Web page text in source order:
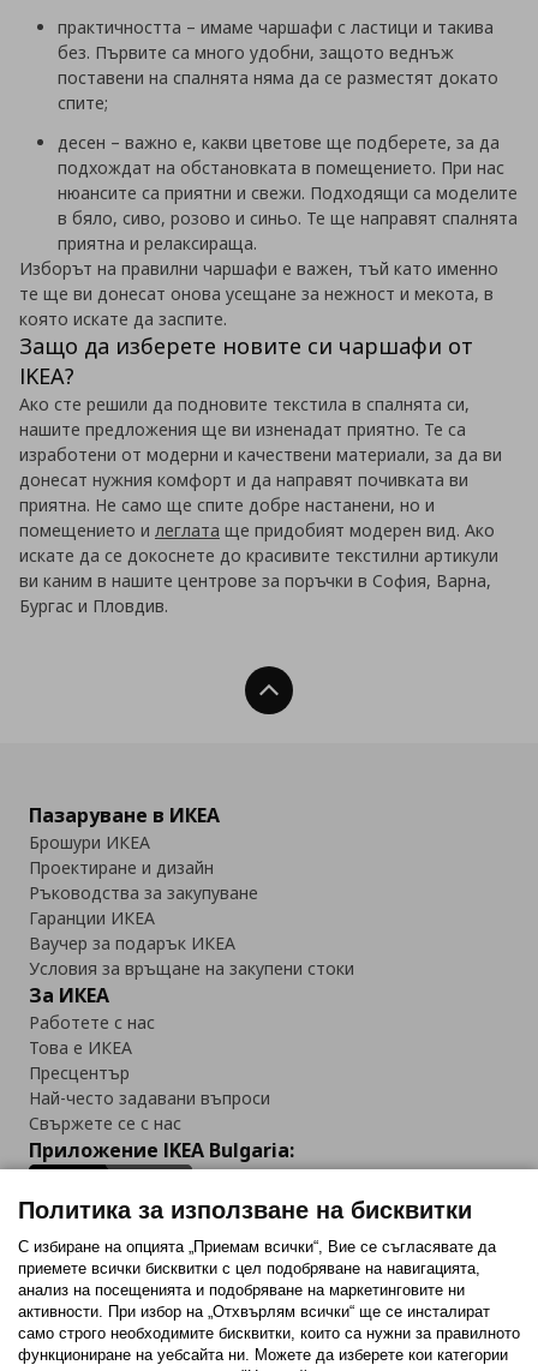
практичността – имаме чаршафи с ластици и такива
без. Първите са много удобни, защото веднъж
поставени на спалнята няма да се разместят докато
спите;
десен – важно е, какви цветове ще подберете, за да
подхождат на обстановката в помещението. При нас
нюансите са приятни и свежи. Подходящи са моделите
в бяло, сиво, розово и синьо. Те ще направят спалнята
приятна и релаксираща.
Изборът на правилни чаршафи е важен, тъй като именно
те ще ви донесат онова усещане за нежност и мекота, в
която искате да заспите.
Защо да изберете новите си чаршафи от
IKEA?
Ако сте решили да подновите текстила в спалнята си,
нашите предложения ще ви изненадат приятно. Те са
изработени от модерни и качествени материали, за да ви
донесат нужния комфорт и да направят почивката ви
приятна. Не само ще спите добре настанени, но и
помещението и леглата ще придобият модерен вид. Ако
искате да се докоснете до красивите текстилни артикули
ви каним в нашите центрове за поръчки в София, Варна,
Бургас и Пловдив.
Нагоре
Пазаруване в ИКЕА
Брошури ИКЕА
Проектиране и дизайн
Ръководства за закупуване
Гаранции ИКЕА
Ваучер за подарък ИКЕА
Условия за връщане на закупени стоки
За ИКЕА
Работете с нас
Това е ИКЕА
Пресцентър
Най-често задавани въпроси
Свържете се с нас
Приложение IKEA Bulgaria:
Последвайте ни:
FacebookTwitterYoutubePinterestInstagram
Политика за използване на бисквитки
С избиране на опцията „Приемам всички“, Вие се съгласявате да
приемете всички бисквитки с цел подобряване на навигацията,
анализ на посещенията и подобряване на маркетинговите ни
активности. При избор на „Отхвърлям всички“ ще се инсталират
само строго необходимитe бисквитки, които са нужни за правилното
функциониране на уебсайта ни. Можете да изберете кои категории